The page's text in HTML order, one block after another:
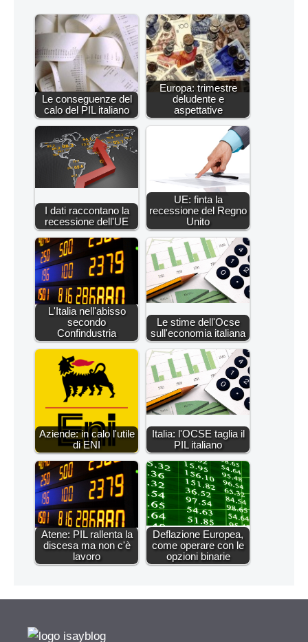
Le conseguenze del
calo del PIL italiano
Europa: trimestre
deludente e
aspettative
I dati raccontano la
recessione dell'UE
UE: finta la
recessione del Regno
Unito
L'Italia nell'abisso
secondo
Confindustria
Le stime dell'Ocse
sull'economia italiana
Aziende: in calo l'utile
di ENI
Italia: l'OCSE taglia il
PIL italiano
Atene: PIL rallenta la
discesa ma non c'è
lavoro
Deflazione Europea,
come operare con le
opzioni binarie